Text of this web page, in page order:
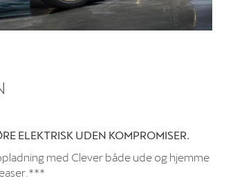
ELEKTRISK UDEN KOMPROMISER.
med Clever både ude og hjemme